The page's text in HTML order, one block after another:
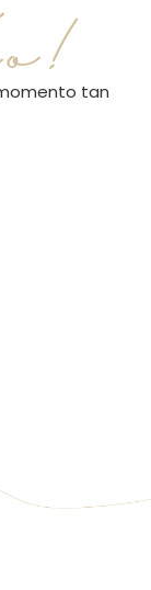
tan